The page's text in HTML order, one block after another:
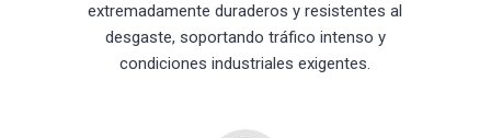
extremadamente duraderos y resistentes al
desgaste, soportando tráfico intenso y
condiciones industriales exigentes.